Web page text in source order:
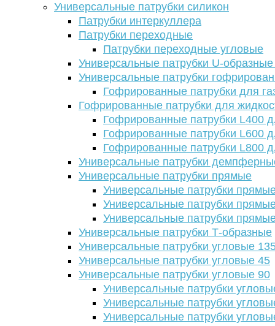
Универсальные патрубки силикон
Патрубки интеркуллера
Патрубки переходные
Патрубки переходные угловые
Универсальные патрубки U-
Универсальные патрубки
Гофрированные патрубки для
Гофрированные патрубки для
Гофрированные патрубки L400
Гофрированные патрубки L600
Гофрированные патрубки L800
Универсальные патрубки
Универсальные патрубки прямые
Универсальные патрубки
Универсальные патрубки
Универсальные патрубки
Универсальные патрубки Т-образные
Универсальные патрубки угловые
Универсальные патрубки угловые 45
Универсальные патрубки угловые 90
Универсальные патрубки
Универсальные патрубки
Универсальные патрубки